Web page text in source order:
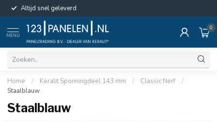
Altijd snel geleverd
MENU
0
Home / Keralit Sponningdeel 143 mm / Classic Nerf
/
Staalblauw
Staalblauw